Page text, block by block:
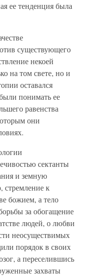
ее тенденция была
существующего
некоей
на том свете, но и
оставался
понимать ее
равенства
они
сектанты
и земную
стремление к
божием, а тело
за обогащение
людей, о любви
неосуществимых
порядок в своих
а переселившись
захваты